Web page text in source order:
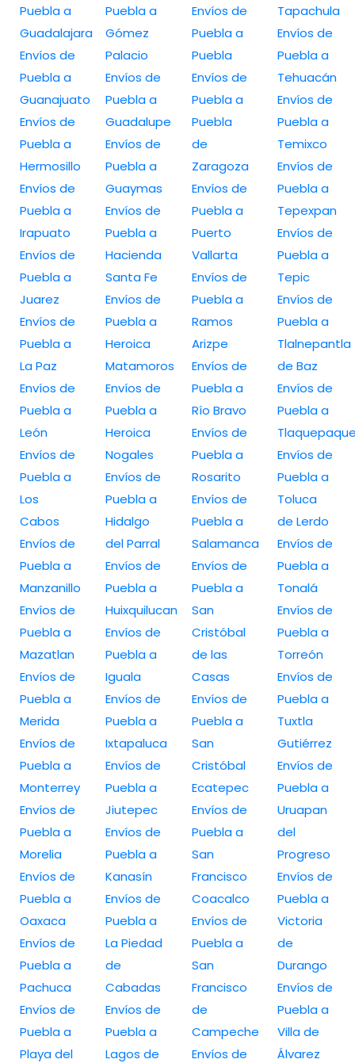
Puebla a
Guadalajara
Envíos de
Puebla a
Guanajuato
Envíos de
Puebla a
Hermosillo
Envíos de
Puebla a
Irapuato
Envíos de
Puebla a
Juarez
Envíos de
Puebla a
La Paz
Envíos de
Puebla a
León
Envíos de
Puebla a
Los
Cabos
Envíos de
Puebla a
Manzanillo
Envíos de
Puebla a
Mazatlan
Envíos de
Puebla a
Merida
Envíos de
Puebla a
Monterrey
Envíos de
Puebla a
Morelia
Envíos de
Puebla a
Oaxaca
Envíos de
Puebla a
Pachuca
Envíos de
Puebla a
Playa del
Puebla a
Gómez
Palacio
Envíos de
Puebla a
Guadalupe
Envíos de
Puebla a
Guaymas
Envíos de
Puebla a
Hacienda
Santa Fe
Envíos de
Puebla a
Heroica
Matamoros
Envíos de
Puebla a
Heroica
Nogales
Envíos de
Puebla a
Hidalgo
del Parral
Envíos de
Puebla a
Huixquilucan
Envíos de
Puebla a
Iguala
Envíos de
Puebla a
Ixtapaluca
Envíos de
Puebla a
Jiutepec
Envíos de
Puebla a
Kanasín
Envíos de
Puebla a
La Piedad
de
Cabadas
Envíos de
Puebla a
Lagos de
Envíos de
Puebla a
Puebla
Envíos de
Puebla a
Puebla
de
Zaragoza
Envíos de
Puebla a
Puerto
Vallarta
Envíos de
Puebla a
Ramos
Arizpe
Envíos de
Puebla a
Río Bravo
Envíos de
Puebla a
Rosarito
Envíos de
Puebla a
Salamanca
Envíos de
Puebla a
San
Cristóbal
de las
Casas
Envíos de
Puebla a
San
Cristóbal
Ecatepec
Envíos de
Puebla a
San
Francisco
Coacalco
Envíos de
Puebla a
San
Francisco
de
Campeche
Envíos de
Tapachula
Envíos de
Puebla a
Tehuacán
Envíos de
Puebla a
Temixco
Envíos de
Puebla a
Tepexpan
Envíos de
Puebla a
Tepic
Envíos de
Puebla a
Tlalnepantla
de Baz
Envíos de
Puebla a
Envíos de
Puebla a
Toluca
de Lerdo
Envíos de
Puebla a
Tonalá
Envíos de
Puebla a
Torreón
Envíos de
Puebla a
Tuxtla
Gutiérrez
Envíos de
Puebla a
Uruapan
del
Progreso
Envíos de
Puebla a
Victoria
de
Durango
Envíos de
Puebla a
Villa de
Álvarez